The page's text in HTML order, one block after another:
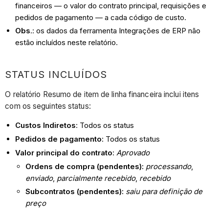
financeiros — o valor do contrato principal, requisições e
pedidos de pagamento — a cada código de custo.
Obs.: os dados da ferramenta Integrações de ERP não
estão incluídos neste relatório.
STATUS INCLUÍDOS
O relatório Resumo de item de linha financeira inclui itens
com os seguintes status:
Custos Indiretos: Todos os status
Pedidos de pagamento: Todos os status
Valor principal do contrato:Aprovado
Ordens de compra (pendentes): processando,
enviado, parcialmente recebido, recebido
Subcontratos (pendentes): saiu para definição de
preço